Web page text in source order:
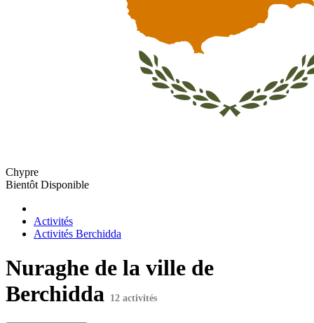
Chypre
Bientôt Disponible
Activités
Activités Berchidda
Nuraghe de la ville de
Berchidda 12 activités